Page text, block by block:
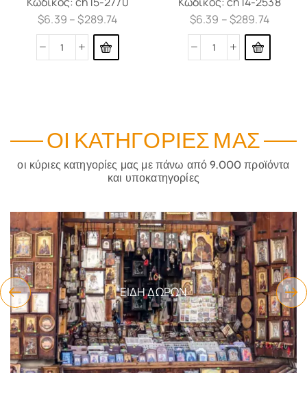
$6.39 –$289.74
$6.39 –$289.74
ΟΙ ΚΑΤΗΓΟΡΊΕΣ ΜΑΣ
οι κύριες κατηγορίες μας με πάνω από 9.000 προϊόντα
και υποκατηγορίες
ΕΊΔΗ ΔΏΡΩΝ